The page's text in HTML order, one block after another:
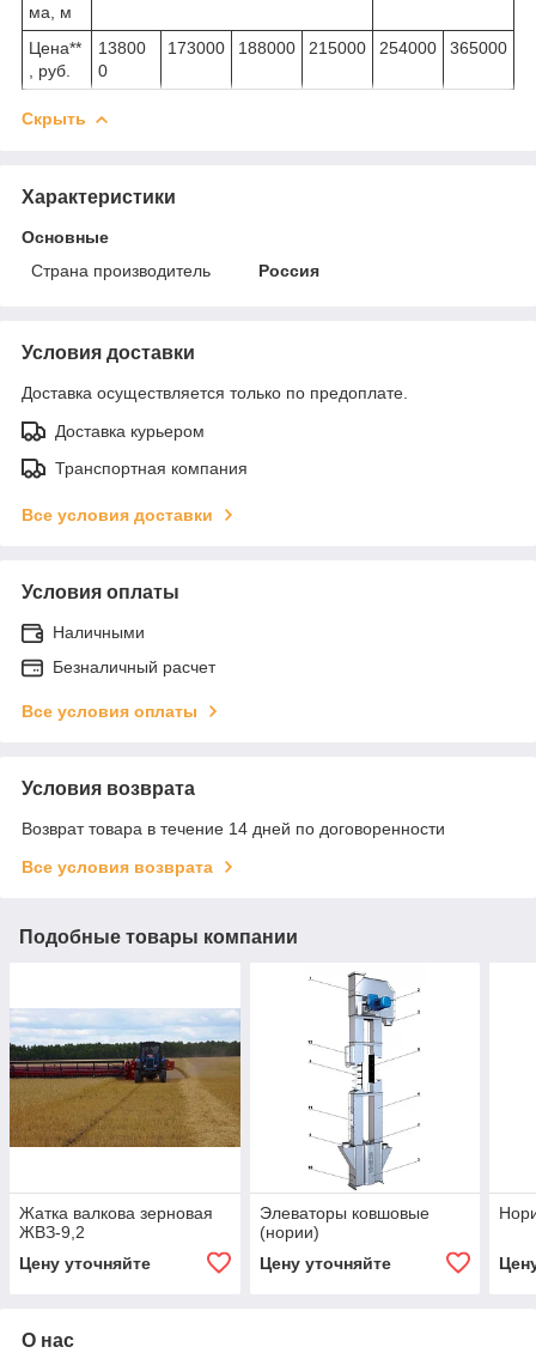
ма, м
Цена**
, руб.
13800
0
173000 188000 215000 254000 365000
Скрыть
Характеристики
Основные
Страна производитель
Россия
Условия доставки
Доставка осуществляется только по предоплате.
Доставка курьером
Транспортная компания
Все условия доставки
Условия оплаты
Наличными
Безналичный расчет
Все условия оплаты
Условия возврата
Возврат товара в течение 14 дней по договоренности
Все условия возврата
Подобные товары компании
Жатка валкова зерновая
ЖВЗ-9,2
Цену уточняйте
Элеваторы ковшовые
(нории)
Цену уточняйте
О нас